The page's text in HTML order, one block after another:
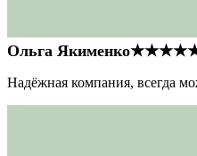
Ольга Якименко
Надёжная компания, всегда